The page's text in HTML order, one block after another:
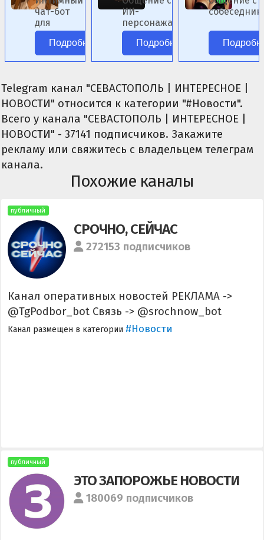
чат-бот
для
ролевых
сценариев.
Подробнее
ИИ-
персонажами
аниме без
цензуры.
Подробнее
Telegram канал "СЕВАСТОПОЛЬ | ИНТЕРЕСНОЕ |
НОВОСТИ" относится к категории "#Новости".
Всего у канала "СЕВАСТОПОЛЬ | ИНТЕРЕСНОЕ |
НОВОСТИ" - 37141 подписчиков. Закажите
рекламу или свяжитесь с владельцем телеграм
канала.
Похожие каналы
публичный
СРОЧНО, СЕЙЧАС
272153 подписчиков
Канал оперативных новостей РЕКЛАМА ->
@TgPodbor_bot Связь -> @srochnow_bot
Канал размещен в категории #Новости
публичный
ЭТО ЗАПОРОЖЬЕ НОВОСТИ
180069 подписчиков